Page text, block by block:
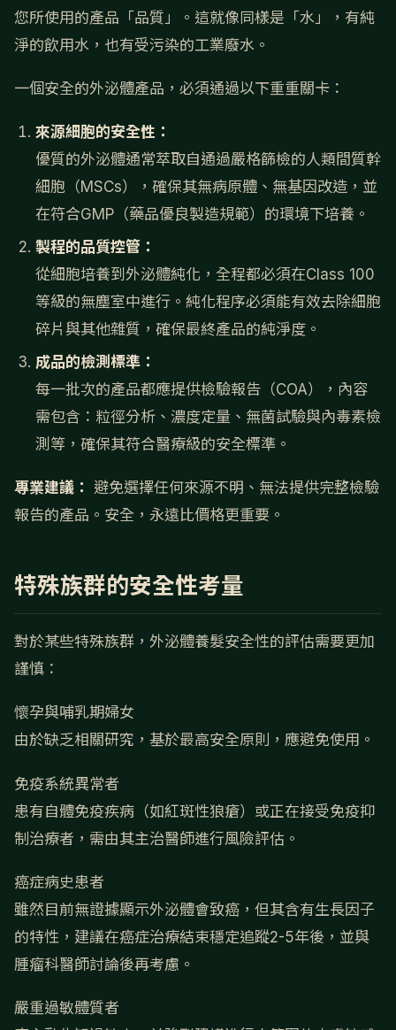
您所使用的產品「品質」。這就像同樣是「水」，有純
淨的飲用水，也有受污染的工業廢水。
一個安全的外泌體產品，必須通過以下重重關卡：
來源細胞的安全性：
優質的外泌體通常萃取自通過嚴格篩檢的人類間質幹
細胞（MSCs），確保其無病原體、無基因改造，並
在符合GMP（藥品優良製造規範）的環境下培養。
製程的品質控管：
從細胞培養到外泌體純化，全程都必須在Class 100
等級的無塵室中進行。純化程序必須能有效去除細胞
碎片與其他雜質，確保最終產品的純淨度。
成品的檢測標準：
每一批次的產品都應提供檢驗報告（COA），內容
需包含：粒徑分析、濃度定量、無菌試驗與內毒素檢
測等，確保其符合醫療級的安全標準。
專業建議：
避免選擇任何來源不明、無法提供完整檢驗
報告的產品。安全，永遠比價格更重要。
特殊族群的安全性考量
對於某些特殊族群，外泌體養髮安全性的評估需要更加
謹慎：
懷孕與哺乳期婦女
由於缺乏相關研究，基於最高安全原則，應避免使用。
免疫系統異常者
患有自體免疫疾病（如紅斑性狼瘡）或正在接受免疫抑
制治療者，需由其主治醫師進行風險評估。
癌症病史患者
雖然目前無證據顯示外泌體會致癌，但其含有生長因子
的特性，建議在癌症治療結束穩定追蹤2-5年後，並與
腫瘤科醫師討論後再考慮。
嚴重過敏體質者